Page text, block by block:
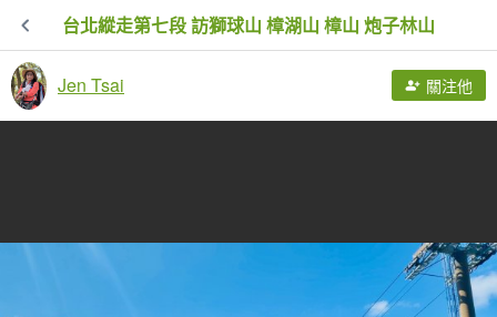
台北縱走第七段 訪獅球山 樟湖山 樟山 炮子林山
Jen Tsai 關注他